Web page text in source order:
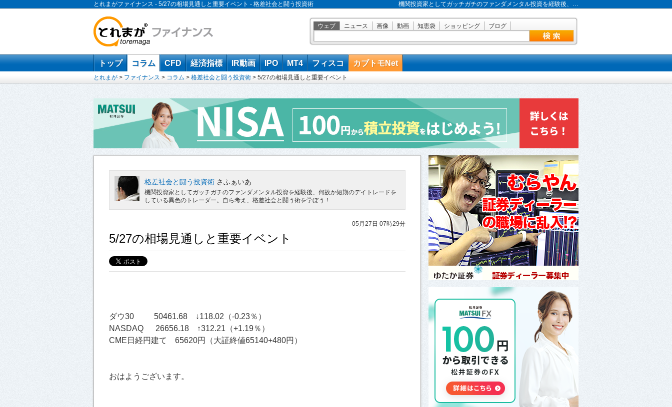
とれまがファイナンス - 5/27の相場見通しと重要イベント - 格差社会と闘う投資術 機関投資家としてガッチガチのファンダメンタル投資を経験後、…
ウェブ ニュース 画像 動画 知恵袋 ショッピング ブログ
トップ コラム CFD 経済指標 IR動画 IPO MT4 フィスコ カブトモNet
とれまが > ファイナンス > コラム > 格差社会と闘う投資術 > 5/27の相場見通しと重要イベント
格差社会と闘う投資術 さふぁいあ
機関投資家としてガッチガチのファンダメンタル投資を経験後、何故か短期のデイトレードを
している異色のトレーダー。自ら考え、格差社会と闘う術を学ぼう！
05月27日 07時29分
5/27の相場見通しと重要イベント
ダウ30 50461.68 ↓118.02（-0.23％）
NASDAQ 26656.18 ↑312.21（+1.19％）
CME日経円建て 65620円（大証終値65140+480円）
おはようございます。